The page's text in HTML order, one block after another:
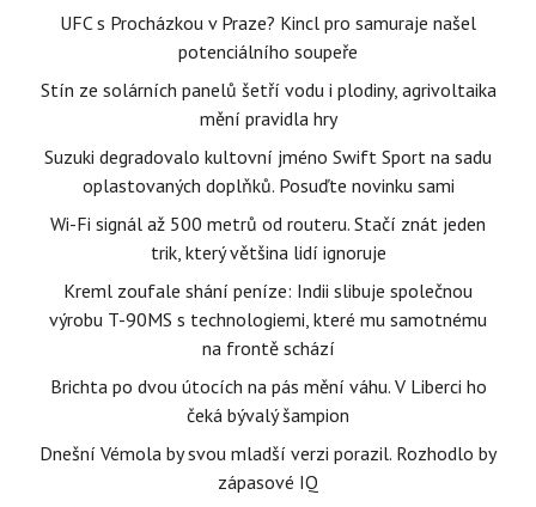
UFC s Procházkou v Praze? Kincl pro samuraje našel
potenciálního soupeře
Stín ze solárních panelů šetří vodu i plodiny, agrivoltaika
mění pravidla hry
Suzuki degradovalo kultovní jméno Swift Sport na sadu
oplastovaných doplňků. Posuďte novinku sami
Wi-Fi signál až 500 metrů od routeru. Stačí znát jeden
trik, který většina lidí ignoruje
Kreml zoufale shání peníze: Indii slibuje společnou
výrobu T-90MS s technologiemi, které mu samotnému
na frontě schází
Brichta po dvou útocích na pás mění váhu. V Liberci ho
čeká bývalý šampion
Dnešní Vémola by svou mladší verzi porazil. Rozhodlo by
zápasové IQ